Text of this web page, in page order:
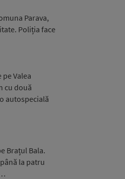
Parava,
Poliția face
Valea
cu două
autospecială
Brațul Bala.
la patru